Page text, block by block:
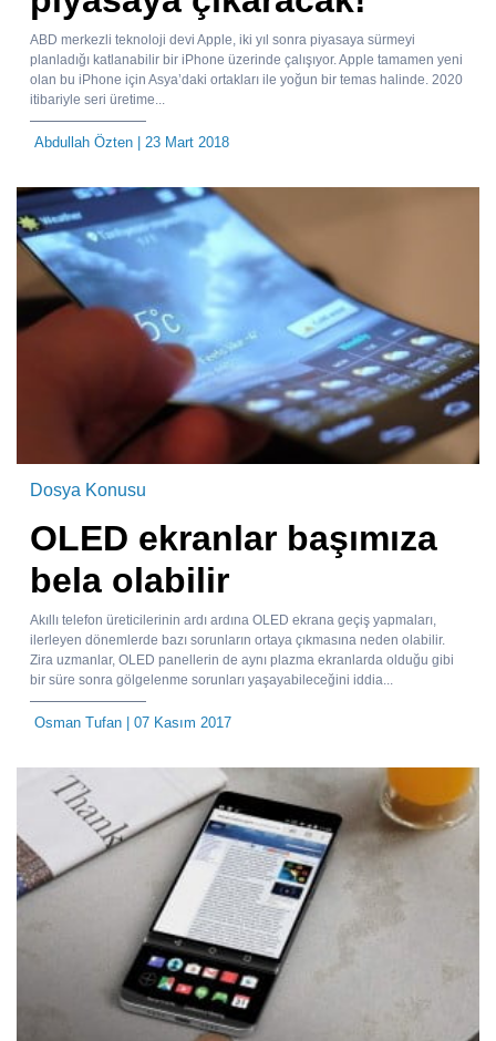
ABD merkezli teknoloji devi Apple, iki yıl sonra piyasaya sürmeyi
planladığı katlanabilir bir iPhone üzerinde çalışıyor. Apple tamamen yeni
olan bu iPhone için Asya’daki ortakları ile yoğun bir temas halinde. 2020
itibariyle seri üretime...
Abdullah Özten | 23 Mart 2018
Dosya Konusu
OLED ekranlar başımıza
bela olabilir
Akıllı telefon üreticilerinin ardı ardına OLED ekrana geçiş yapmaları,
ilerleyen dönemlerde bazı sorunların ortaya çıkmasına neden olabilir.
Zira uzmanlar, OLED panellerin de aynı plazma ekranlarda olduğu gibi
bir süre sonra gölgelenme sorunları yaşayabileceğini iddia...
Osman Tufan | 07 Kasım 2017